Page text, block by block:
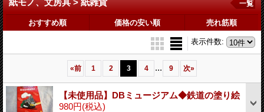
一覧
おすすめ順 価格の安い順 売れ筋順
表示件数:
«前 1 2 3 4 ... 9 次»
【未使用品】DBミュージアム◆鉄道の塗り絵
980円(税込)